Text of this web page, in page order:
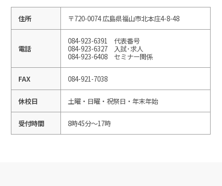
住所 〒720-0074 広島県福山市北本庄4-8-48
電話
084-923-6391 代表番号
084-923-6327 入試･求人
084-923-6408 セミナー関係
FAX 084-921-7038
休校日 土曜・日曜・祝祭日・年末年始
受付時間 8時45分～17時